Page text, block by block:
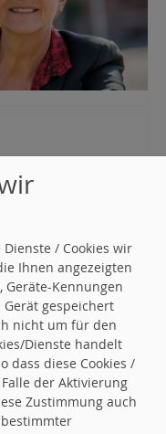
im Monat. Für
Sie h …
/ Cookies wir
Ihnen angezeigten
Geräte-Kennungen
gespeichert
nicht um für den
Dienste handelt
dass diese Cookies /
der Aktivierung
Zustimmung auch